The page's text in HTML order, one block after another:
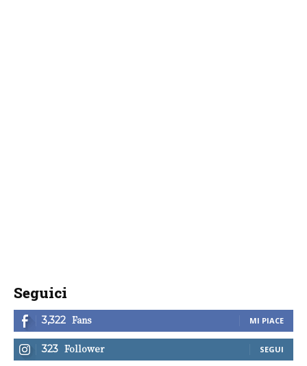
Seguici
3,322 Fans MI PIACE
323 Follower SEGUI